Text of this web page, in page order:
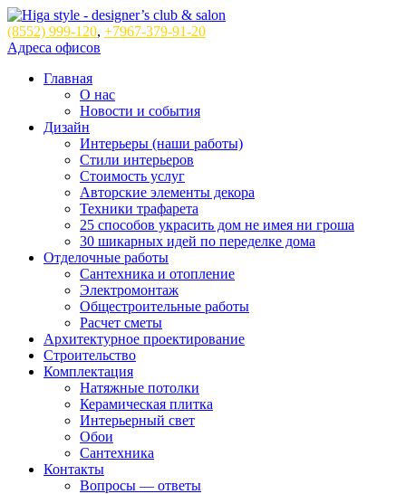
(8552) 999-120, +7967-379-91-20
Адреса офисов
Главная
О нас
Новости и события
Дизайн
Интерьеры (наши работы)
Стили интерьеров
Стоимость услуг
Авторские элементы декора
Техники трафарета
25 способов украсить дом не имея ни гроша
30 шикарных идей по переделке дома
Отделочные работы
Сантехника и отопление
Электромонтаж
Общестроительные работы
Расчет сметы
Архитектурное проектирование
Строительство
Комплектация
Натяжные потолки
Керамическая плитка
Интерьерный свет
Обои
Сантехника
Контакты
Вопросы — ответы